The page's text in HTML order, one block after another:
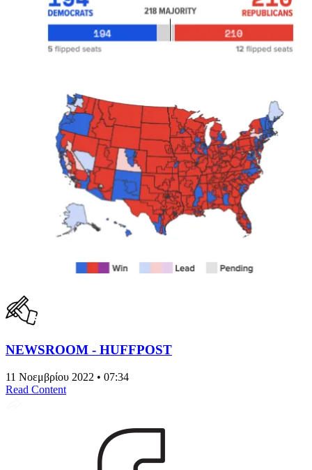
NEWSROOM - HUFFPOST
11 Νοεμβρίου 2022 • 07:34
Read Content